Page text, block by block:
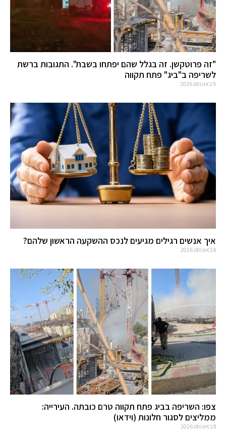
"זה פרוטקשן. זה בגלל שהם יפתחו בשבת". התגובות ברשת
לשריפה ב"ביג" פתח תקווה
9 באוגוסט 2026
איך אנשים רגילים מגיעים לנכס ההשקעה הראשון שלהם?
8 באוגוסט 2026
צפו: השריפה בביג פתח תקווה טרם כובתה. העירייה:
ממליצים לסגור חלונות (וידאו)
8 באוגוסט 2026